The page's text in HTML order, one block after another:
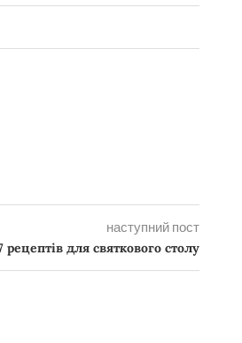
наступний пост
рецептів для святкового столу